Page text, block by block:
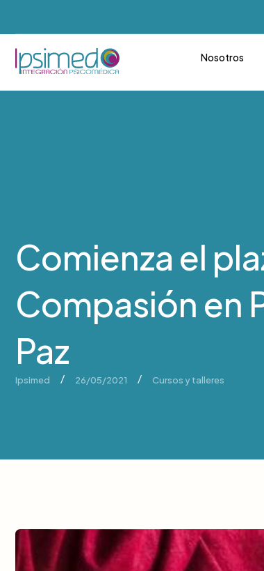
Nosotros
Comienza el
Compasión en
Paz
Ipsimed / 26/05/2021 / Cursos y talleres